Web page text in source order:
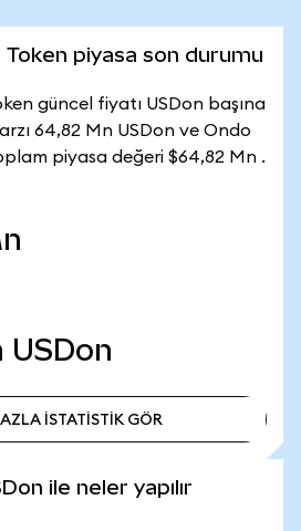
Token piyasa son durumu
güncel fiyatı USDon başına
64,82 Mn USDon ve Ondo
piyasa değeri $64,82 Mn .
USDon
İSTATİSTİK GÖR
ile neler yapılır